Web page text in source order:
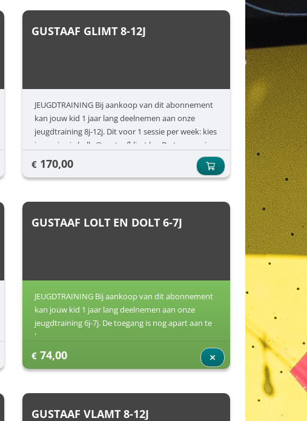
GUSTAAF GLIMT 8-12J
JEUGDTRAINING Bij aankoop van dit abonnement
kan jouw kid 1 jaar lang deelnemen aan onze
jeugdtraining 8j-12j. Dit voor 1 sessie per week: kies
je sessie via hallo@gustaafklimt.be. De toegang is
nog apart aan te kopen.
€ 170,00
GUSTAAF LOLT EN DOLT 6-7J
JEUGDTRAINING Bij aankoop van dit abonnement
kan jouw kid 1 jaar lang deelnemen aan onze
jeugdtraining 6j-7j. De toegang is nog apart aan te
kopen.
€ 74,00
GUSTAAF VLAMT 8-12J